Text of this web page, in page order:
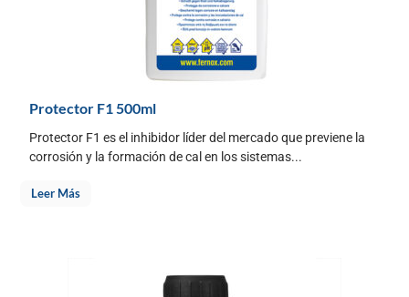
Protector F1 500ml
Protector F1 es el inhibidor líder del mercado que previene la
corrosión y la formación de cal en los sistemas...
Leer Más